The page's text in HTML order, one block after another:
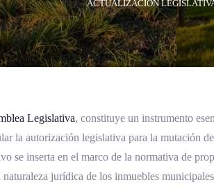
ACTUALIZACIÓN
Legislativa, constituye un instrumento
la autorización legislativa para la mutación
se inserta en el marco de la normativa de
jurídica de los inmuebles